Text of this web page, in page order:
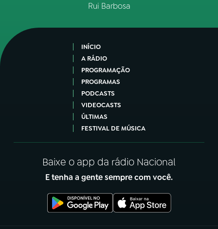
Rui Barbosa
INÍCIO
A RÁDIO
PROGRAMAÇÃO
PROGRAMAS
PODCASTS
VIDEOCASTS
ÚLTIMAS
FESTIVAL DE MÚSICA
Baixe o app da rádio Nacional
E tenha a gente sempre com você.